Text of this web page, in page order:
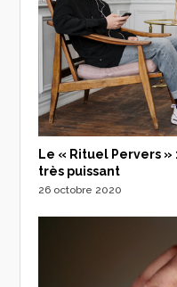
Le « Rituel Pervers
très puissant
26 octobre 2020